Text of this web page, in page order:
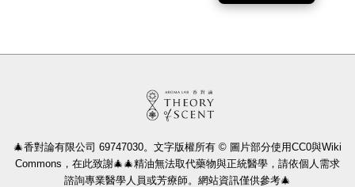
🎄香對論有限公司 69747030。文字版權所有 © 圖片部分使用CC0與Wiki
Commons，在此致謝🎄🎄精油無法取代藥物與正統醫學，請依個人需求
諮詢專業醫學人員或芳療師。網站資訊僅供參考🎄